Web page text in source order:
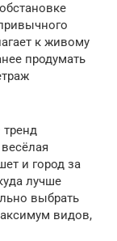
к живому
продумать
и город за
лучше
выбрать
видов,